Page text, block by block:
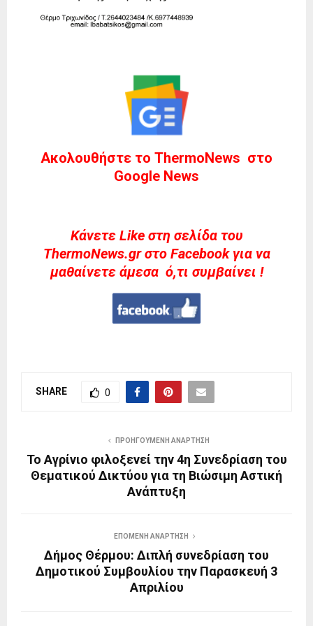
Ακολουθήστε το ThermoNews στο
Google News
Kάνετε Like στη σελίδα του
ThermoNews.gr στο Facebook για να
μαθαίνετε άμεσα ό,τι συμβαίνει !
SHARE 0
ΠΡΟΗΓΟΎΜΕΝΗ ΑΝΆΡΤΗΣΗ
Το Αγρίνιο φιλοξενεί την 4η Συνεδρίαση του
Θεματικού Δικτύου για τη Βιώσιμη Αστική
Ανάπτυξη
ΕΠΌΜΕΝΗ ΑΝΆΡΤΗΣΗ
Δήμος Θέρμου: Διπλή συνεδρίαση του
Δημοτικού Συμβουλίου την Παρασκευή 3
Απριλίου